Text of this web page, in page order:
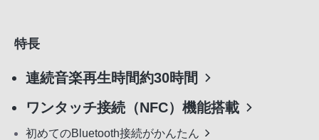
特長
連続音楽再生時間約30時間
ワンタッチ接続（NFC）機能搭載
初めてのBluetooth接続がかんたん